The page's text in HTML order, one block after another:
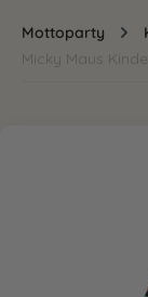
Mottoparty
Micky Maus
Bildergalerie